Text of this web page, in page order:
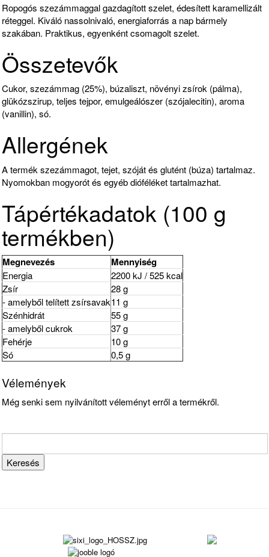
Ropogós szezámmaggal gazdagított szelet, édesített karamellizált
réteggel. Kiváló nassolnivaló, energiaforrás a nap bármely
szakában. Praktikus, egyenként csomagolt szelet.
Összetevők
Cukor, szezámmag (25%), búzaliszt, növényi zsírok (pálma),
glükózszirup, teljes tejpor, emulgeálószer (szójalecitin), aroma
(vanillin), só.
Allergének
A termék szezámmagot, tejet, szóját és glutént (búza) tartalmaz.
Nyomokban mogyorót és egyéb dióféléket tartalmazhat.
Tápértékadatok (100 g
termékben)
Megnevezés Mennyiség
Energia
2200 kJ / 525 kcal
Zsír
28 g
- amelyből telített zsírsavak11 g
Szénhidrát
55 g
- amelyből cukrok
37 g
Fehérje
10 g
Só
0,5 g
Vélemények
Még senki sem nyilvánított véleményt erről a termékről.